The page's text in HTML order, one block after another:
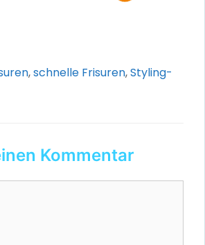
,schnelle Frisuren,Styling-
Kommentar